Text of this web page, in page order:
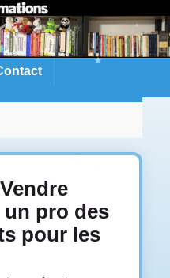
un pro des
pour les